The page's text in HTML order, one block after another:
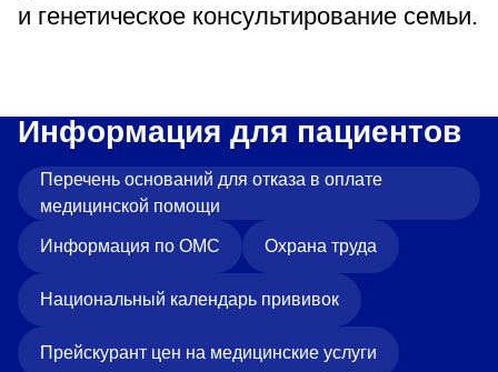
и генетическое консультирование семьи.
Информация для пациентов
Перечень оснований для отказа в оплате
медицинской помощи
Информация по ОМС Охрана труда
Национальный календарь прививок
Прейскурант цен на медицинские услуги